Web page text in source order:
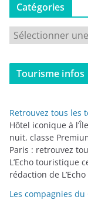
Catégories
a
t
r
i
e
s
Tourisme infos
Retrouvez tous les
Hôtel iconique à
nuit, classe
Paris : retrouvez
L’Echo touristique
rédaction de
Les compagnies